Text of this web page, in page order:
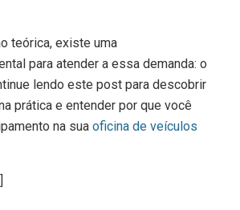
teórica, existe uma
para atender a essa demanda: o
lendo este post para descobrir
prática e entender por que você
na sua oficina de veículos